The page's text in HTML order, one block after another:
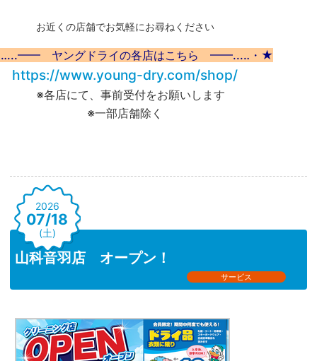
お近くの店舗でお気軽にお尋ねください
ヤングドライの各店はこちら ━━...‥・★
https://www.young-dry.com/shop/
※各店にて、事前受付をお願いします
※一部店舗除く
山科音羽店 オープン！
サービス
2026
07/18
(土)